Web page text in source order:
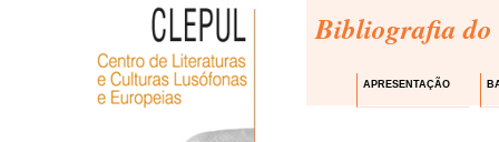
Bibliografia do
APRESENTAÇÃO